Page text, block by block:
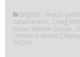
English , motor yacht
catamarans , Craig
Iconic Marine Group ,
Offshore World
YACHT